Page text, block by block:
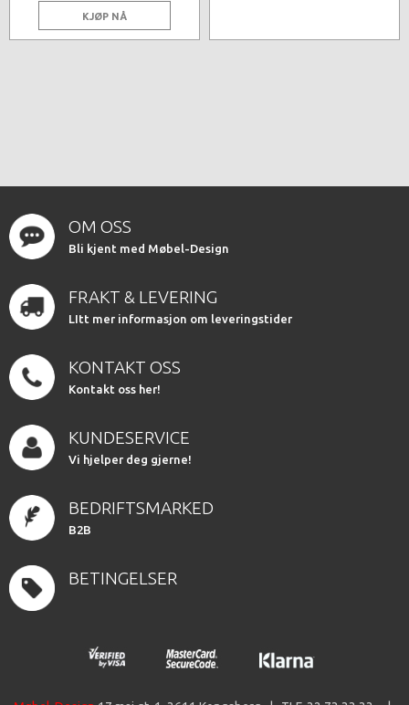
KJØP NÅ
OM OSS
Bli kjent med Møbel-Design
FRAKT & LEVERING
LItt mer informasjon om leveringstider
KONTAKT OSS
Kontakt oss her!
KUNDESERVICE
Vi hjelper deg gjerne!
BEDRIFTSMARKED
B2B
BETINGELSER